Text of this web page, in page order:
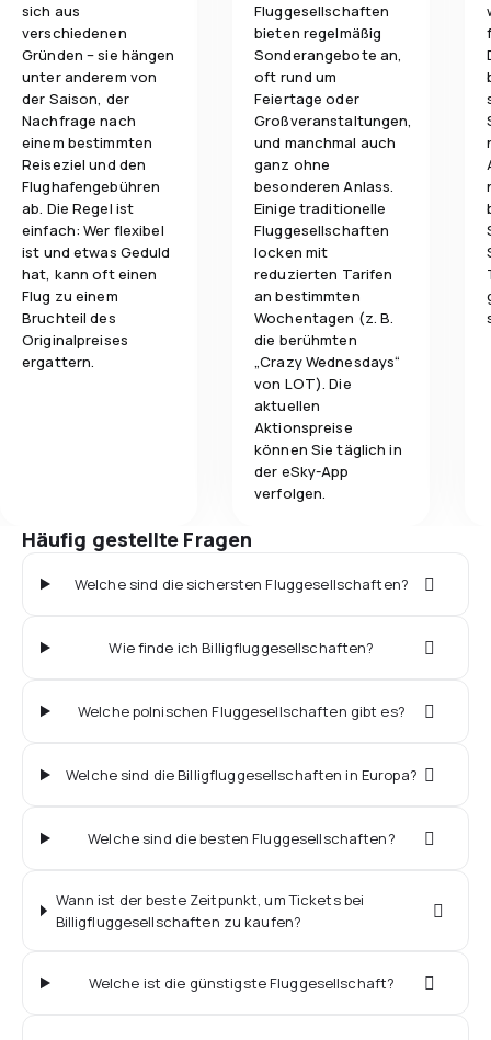
sich aus
verschiedenen
Gründen – sie hängen
unter anderem von
der Saison, der
Nachfrage nach
einem bestimmten
Reiseziel und den
Flughafengebühren
ab. Die Regel ist
einfach: Wer flexibel
ist und etwas Geduld
hat, kann oft einen
Flug zu einem
Bruchteil des
Originalpreises
ergattern.
Fluggesellschaften
bieten regelmäßig
Sonderangebote an,
oft rund um
Feiertage oder
Großveranstaltungen,
und manchmal auch
ganz ohne
besonderen Anlass.
Einige traditionelle
Fluggesellschaften
locken mit
reduzierten Tarifen
an bestimmten
Wochentagen (z. B.
die berühmten
„Crazy Wednesdays“
von LOT). Die
aktuellen
Aktionspreise
können Sie täglich in
der eSky-App
verfolgen.
Häufig gestellte Fragen
Welche sind die sichersten Fluggesellschaften?
Wie finde ich Billigfluggesellschaften?
Welche polnischen Fluggesellschaften gibt es?
Welche sind die Billigfluggesellschaften in Europa?
Welche sind die besten Fluggesellschaften?
Wann ist der beste Zeitpunkt, um Tickets bei
Billigfluggesellschaften zu kaufen?
Welche ist die günstigste Fluggesellschaft?